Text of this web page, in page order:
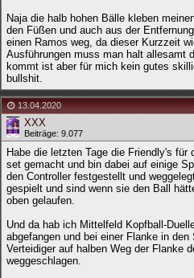
Naja die halb hohen Bälle kleben
den Füßen und auch aus der
einen Ramos weg, da dieser Kurzzeit
Ausführungen muss man halt allesamt
kommt ist aber für mich kein gutes
bullshit.
13.04.2020
XXX
Beiträge: 9.077
Habe die letzten Tage die Friendly's
set gemacht und bin dabei auf einige
den Controller festgestellt und
gespielt und sind wenn sie den Ball
oben gelaufen.
Und da hab ich Mittelfeld Kopfball-
abgefangen und bei einer Flanke in
Verteidiger auf halben Weg der Flanke
weggeschlagen.